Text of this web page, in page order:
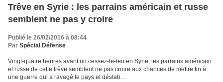
Trêve en Syrie : les parrains américain et russe
semblent ne pas y croire
Publié le 26/02/2016 à 08:44
Par Spécial Défense
Vingt-quatre heures avant un cessez-le-feu en Syrie, les parrains américain
et russe de cette trêve semblent ne pas croire aux chances de mettre fin à
une guerre qui a ravagé le pays et déstab...